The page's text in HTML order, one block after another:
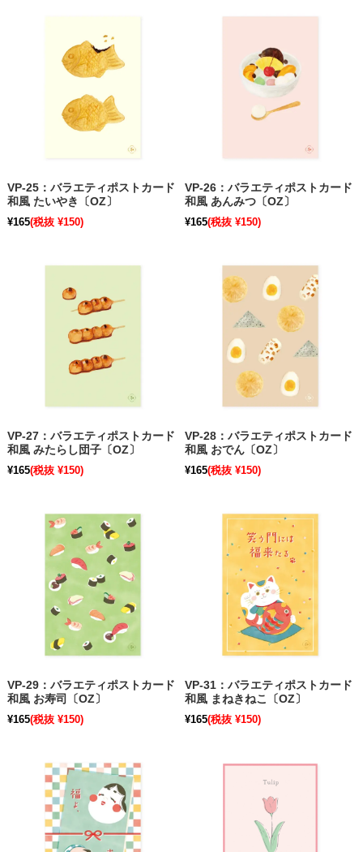
VP-25：バラエティポストカード
和風 たいやき〔OZ〕
¥165(税抜 ¥150)
VP-26：バラエティポストカード
和風 あんみつ〔OZ〕
¥165(税抜 ¥150)
VP-27：バラエティポストカード
和風 みたらし団子〔OZ〕
¥165(税抜 ¥150)
VP-28：バラエティポストカード
和風 おでん〔OZ〕
¥165(税抜 ¥150)
VP-29：バラエティポストカード
和風 お寿司〔OZ〕
¥165(税抜 ¥150)
VP-31：バラエティポストカード
和風 まねきねこ〔OZ〕
¥165(税抜 ¥150)